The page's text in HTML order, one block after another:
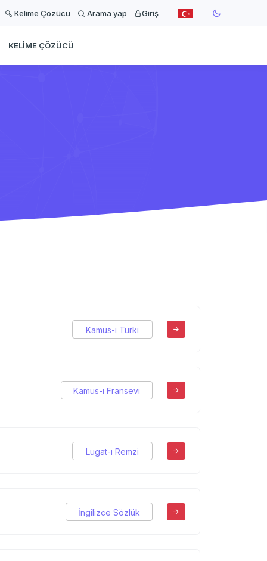
Kelime Çözücü Arama yap Giriş
KELIME ÇÖZÜCÜ
Kamus-ı Türki
Kamus-ı Fransevi
Lugat-ı Remzi
İngilizce Sözlük